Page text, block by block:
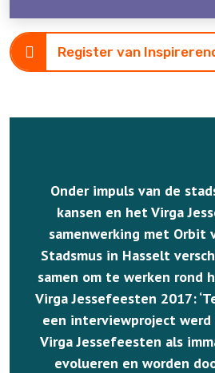
Register van
Onder impuls van de
kansen en het Virga
samenwerking met Orbit
Stadsmus in Hasselt
samen om te werken rond
Virga Jessefeesten 2017:
een interviewproject
Virga Jessefeesten als
evolueren en worden